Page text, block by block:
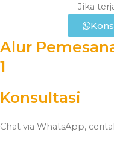
Jika
Alur
1
Konsultasi
Chat via WhatsApp,